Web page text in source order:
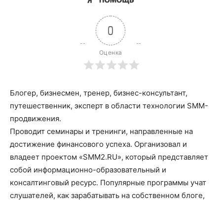
0
Оценка
Блогер, бизнесмен, тренер, бизнес-консультант,
путешественник, эксперт в области технологии SMM-
продвижения.
Проводит семинары и тренинги, направленные на
достижение финансового успеха. Организовал и
владеет проектом «SMM2.RU», который представляет
собой информационно-образовательный и
консалтинговый ресурс. Популярные программы учат
слушателей, как зарабатывать на собственном блоге,